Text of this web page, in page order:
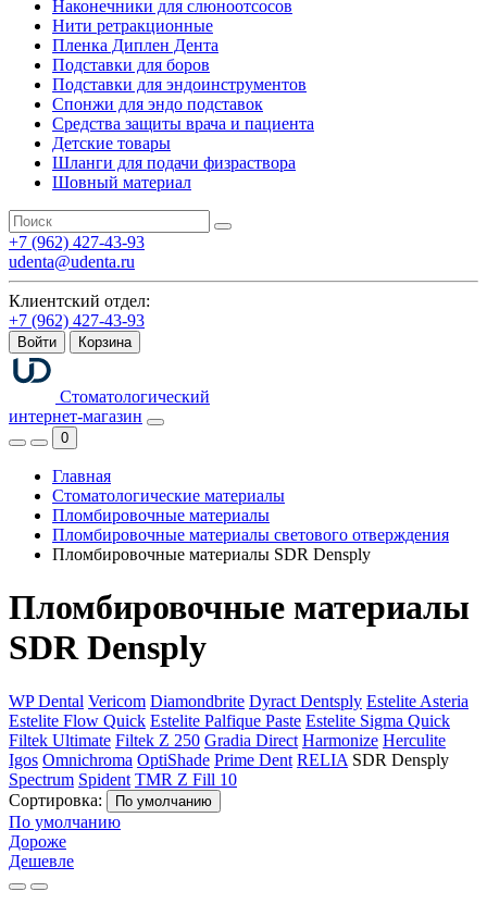
Наконечники для слюноотсосов
Нити ретракционные
Пленка Диплен Дента
Подставки для боров
Подставки для эндоинструментов
Спонжи для эндо подставок
Средства защиты врача и пациента
Детские товары
Шланги для подачи физраствора
Шовный материал
+7 (962) 427-43-93
udenta@udenta.ru
Клиентский отдел:
+7 (962) 427-43-93
Войти Корзина
Стоматологический
интернет-магазин
0
Главная
Стоматологические материалы
Пломбировочные материалы
Пломбировочные материалы светового отверждения
Пломбировочные материалы SDR Densply
Пломбировочные материалы
SDR Densply
WP Dental Vericom Diamondbrite Dyract Dentsply Estelite Asteria
Estelite Flow Quick Estelite Palfique Paste Estelite Sigma Quick
Filtek Ultimate Filtek Z 250 Gradia Direct Harmonize Herculite
Igos Omnichroma OptiShade Prime Dent RELIA SDR Densply
Spectrum Spident TMR Z Fill 10
Сортировка:
По умолчанию
По умолчанию
Дороже
Дешевле